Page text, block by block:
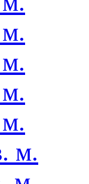
м.